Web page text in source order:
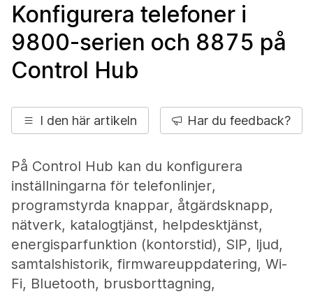
Konfigurera telefoner i
9800-serien och 8875 på
Control Hub
I den här artikeln Har du feedback?
På Control Hub kan du konfigurera
inställningarna för telefonlinjer,
programstyrda knappar, åtgärdsknapp,
nätverk, katalogtjänst, helpdesktjänst,
energisparfunktion (kontorstid), SIP, ljud,
samtalshistorik, firmwareuppdatering, Wi-
Fi, Bluetooth, brusborttagning,